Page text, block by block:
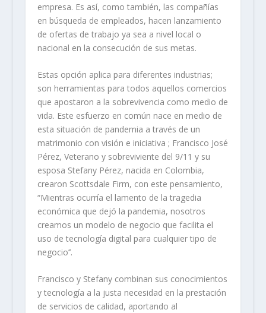
empresa. Es así, como también, las compañías
en búsqueda de empleados, hacen lanzamiento
de ofertas de trabajo ya sea a nivel local o
nacional en la consecución de sus metas.
Estas opción aplica para diferentes industrias;
son herramientas para todos aquellos comercios
que apostaron a la sobrevivencia como medio de
vida. Este esfuerzo en común nace en medio de
esta situación de pandemia a través de un
matrimonio con visión e iniciativa ; Francisco José
Pérez, Veterano y sobreviviente del 9/11 y su
esposa Stefany Pérez, nacida en Colombia,
crearon Scottsdale Firm, con este pensamiento,
“Mientras ocurría el lamento de la tragedia
económica que dejó la pandemia, nosotros
creamos un modelo de negocio que facilita el
uso de tecnología digital para cualquier tipo de
negocio’’.
Francisco y Stefany combinan sus conocimientos
y tecnología a la justa necesidad en la prestación
de servicios de calidad, aportando al